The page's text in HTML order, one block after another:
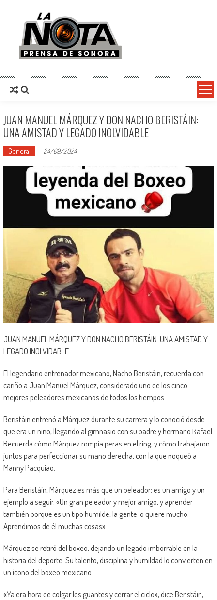
La Nota Prensa De Sonora
JUAN MANUEL MÁRQUEZ Y DON NACHO BERISTÁIN:
UNA AMISTAD Y LEGADO INOLVIDABLE
General - 24/09/2024
JUAN MANUEL MÁRQUEZ Y DON NACHO BERISTÁIN: UNA AMISTAD Y
LEGADO INOLVIDABLE
El legendario entrenador mexicano, Nacho Beristáin, recuerda con
cariño a Juan Manuel Márquez, considerado uno de los cinco
mejores peleadores mexicanos de todos los tiempos.
Beristáin entrenó a Márquez durante su carrera y lo conoció desde
que era un niño, llegando al gimnasio con su padre y hermano Rafael.
Recuerda cómo Márquez rompía peras en el ring, y cómo trabajaron
juntos para perfeccionar su mano derecha, con la que noqueó a
Manny Pacquiao.
Para Beristáin, Márquez es más que un peleador; es un amigo y un
ejemplo a seguir. «Un gran peleador y mejor amigo, y aprender
también porque es un tipo humilde, la gente lo quiere mucho.
Aprendimos de él muchas cosas».
Márquez se retiró del boxeo, dejando un legado imborrable en la
historia del deporte. Su talento, disciplina y humildad lo convierten en
un ícono del boxeo mexicano.
«Ya era hora de colgar los guantes y cerrar el ciclo», dice Beristáin,